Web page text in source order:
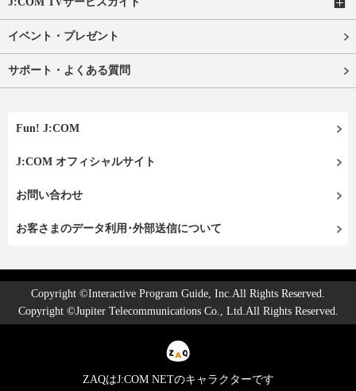
イベント・プレゼント
サポート・よくある質問
Fun! J:COM
J:COM オフィシャルサイト
お問い合わせ
お客さまのデータ利用･外部送信について
Copyright ©Interactive Program Guide, Inc.All Rights Reserved.
Copyright ©Jupiter Telecommunications Co., Ltd.All Rights Reserved.
ZAQはJ:COM NETのキャラクターです